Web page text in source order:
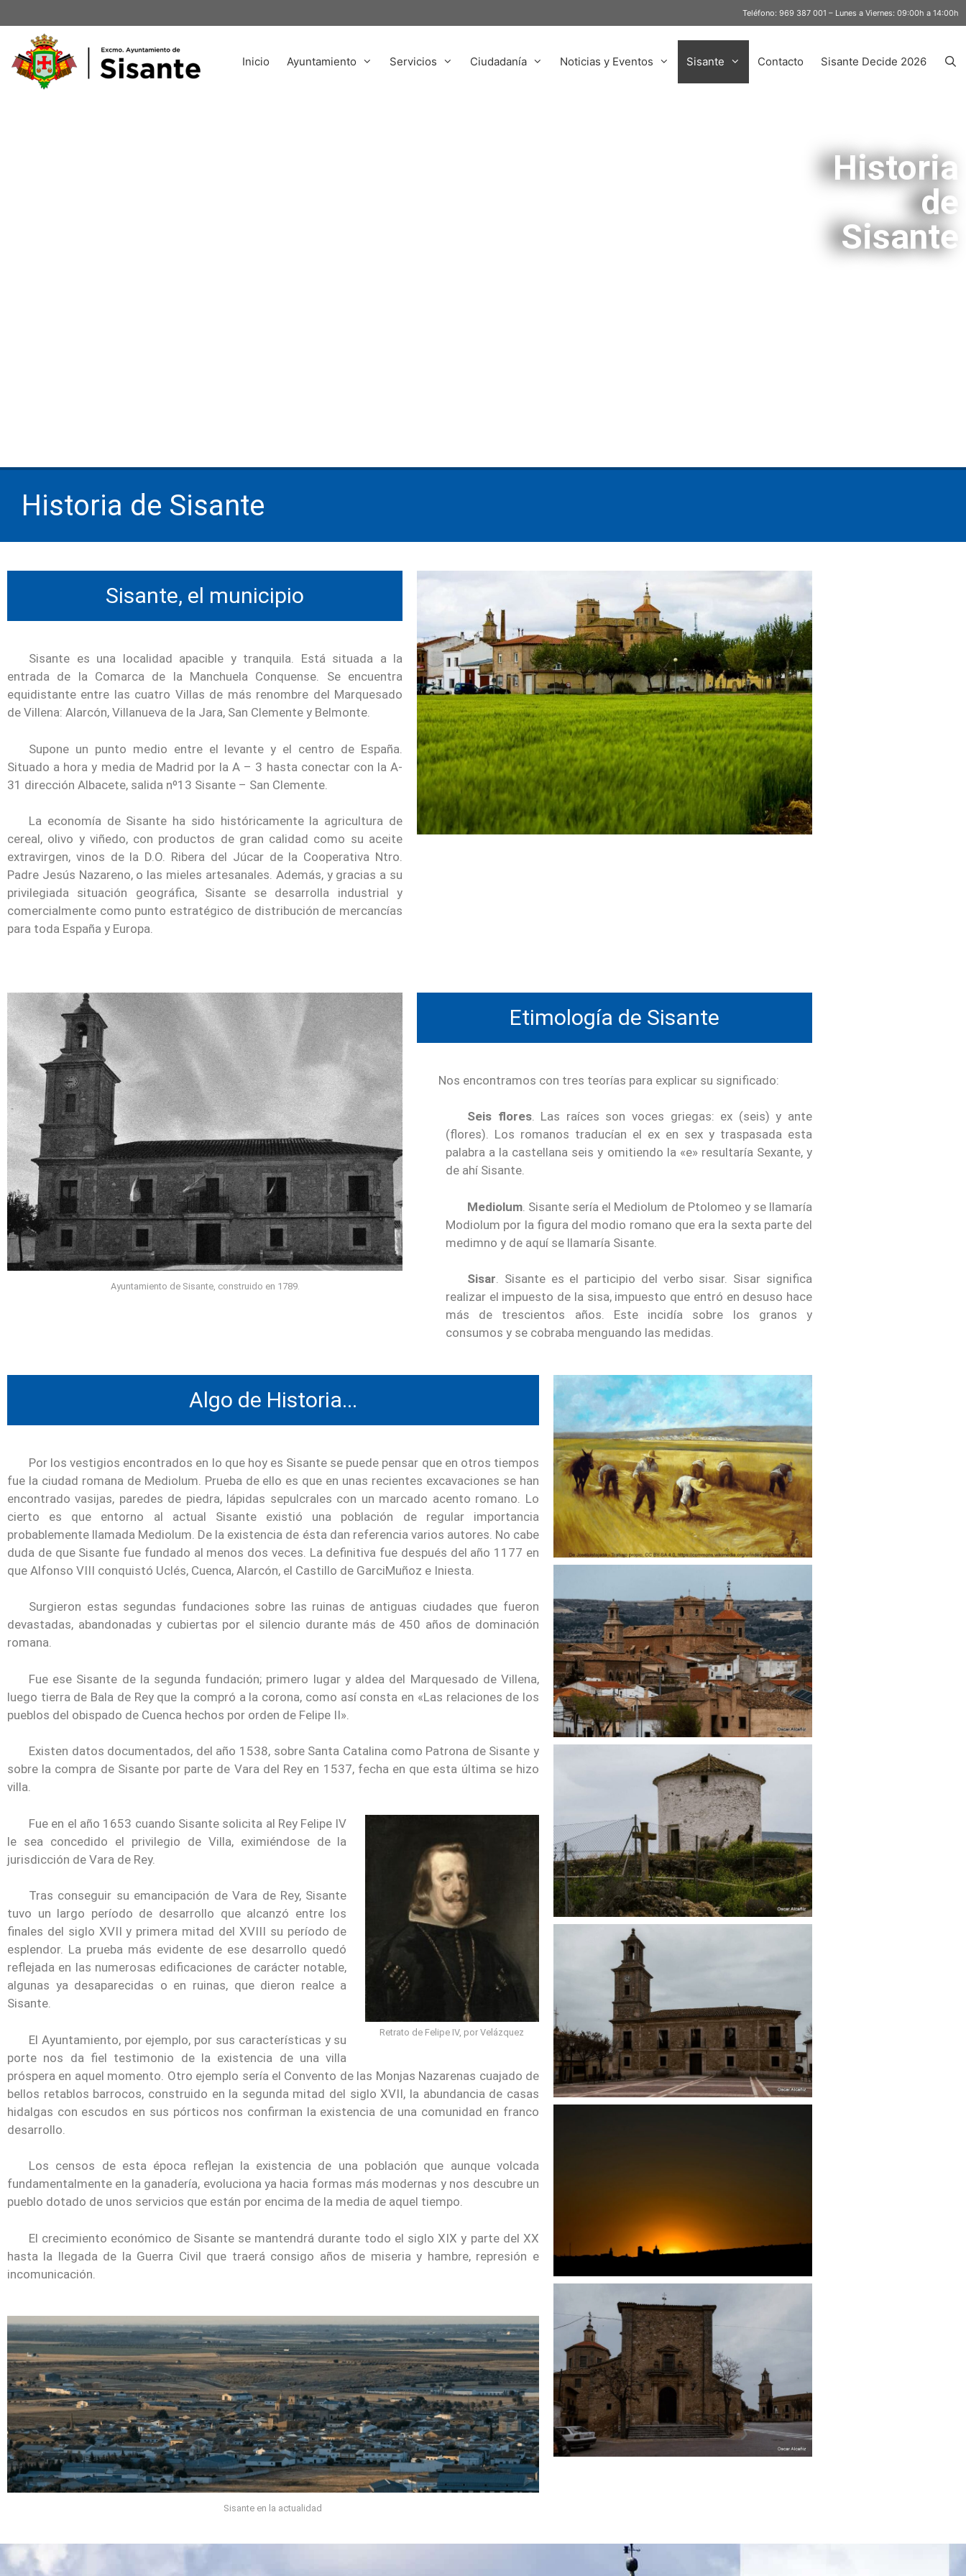
Teléfono: 969 387 001 – Lunes a Viernes: 09:00h a 14:00h
Inicio Ayuntamiento Servicios Ciudadanía Noticias y Eventos Sisante Contacto Sisante Decide 2026
Historia
de
Sisante
Historia de Sisante
Sisante, el municipio
Sisante es una localidad apacible y tranquila. Está situada a la
entrada de la Comarca de la Manchuela Conquense. Se encuentra
equidistante entre las cuatro Villas de más renombre del Marquesado
de Villena: Alarcón, Villanueva de la Jara, San Clemente y Belmonte.
Supone un punto medio entre el levante y el centro de España.
Situado a hora y media de Madrid por la A – 3 hasta conectar con la A-
31 dirección Albacete, salida nº13 Sisante – San Clemente.
La economía de Sisante ha sido históricamente la agricultura de
cereal, olivo y viñedo, con productos de gran calidad como su aceite
extravirgen, vinos de la D.O. Ribera del Júcar de la Cooperativa Ntro.
Padre Jesús Nazareno, o las mieles artesanales. Además, y gracias a su
privilegiada situación geográfica, Sisante se desarrolla industrial y
comercialmente como punto estratégico de distribución de mercancías
para toda España y Europa.
Ayuntamiento de Sisante, construido en 1789.
Etimología de Sisante
Nos encontramos con tres teorías para explicar su significado:
Seis flores. Las raíces son voces griegas: ex (seis) y ante
(flores). Los romanos traducían el ex en sex y traspasada esta
palabra a la castellana seis y omitiendo la «e» resultaría Sexante, y
de ahí Sisante.
Mediolum . Sisante sería el Mediolum de Ptolomeo y se llamaría
Modiolum por la figura del modio romano que era la sexta parte del
medimno y de aquí se llamaría Sisante.
Sisar. Sisante es el participio del verbo sisar. Sisar significa
realizar el impuesto de la sisa, impuesto que entró en desuso hace
más de trescientos años. Este incidía sobre los granos y
consumos y se cobraba menguando las medidas.
Algo de Historia...
Por los vestigios encontrados en lo que hoy es Sisante se puede pensar que en otros tiempos
fue la ciudad romana de Mediolum. Prueba de ello es que en unas recientes excavaciones se han
encontrado vasijas, paredes de piedra, lápidas sepulcrales con un marcado acento romano. Lo
cierto es que entorno al actual Sisante existió una población de regular importancia
probablemente llamada Mediolum. De la existencia de ésta dan referencia varios autores. No cabe
duda de que Sisante fue fundado al menos dos veces. La definitiva fue después del año 1177 en
que Alfonso VIII conquistó Uclés, Cuenca, Alarcón, el Castillo de GarciMuñoz e Iniesta.
Surgieron estas segundas fundaciones sobre las ruinas de antiguas ciudades que fueron
devastadas, abandonadas y cubiertas por el silencio durante más de 450 años de dominación
romana.
Fue ese Sisante de la segunda fundación; primero lugar y aldea del Marquesado de Villena,
luego tierra de Bala de Rey que la compró a la corona, como así consta en «Las relaciones de los
pueblos del obispado de Cuenca hechos por orden de Felipe II».
Existen datos documentados, del año 1538, sobre Santa Catalina como Patrona de Sisante y
sobre la compra de Sisante por parte de Vara del Rey en 1537, fecha en que esta última se hizo
villa.
Retrato de Felipe IV, por Velázquez
Fue en el año 1653 cuando Sisante solicita al Rey Felipe IV
le sea concedido el privilegio de Villa, eximiéndose de la
jurisdicción de Vara de Rey.
Tras conseguir su emancipación de Vara de Rey, Sisante
tuvo un largo período de desarrollo que alcanzó entre los
finales del siglo XVII y primera mitad del XVIII su período de
esplendor. La prueba más evidente de ese desarrollo quedó
reflejada en las numerosas edificaciones de carácter notable,
algunas ya desaparecidas o en ruinas, que dieron realce a
Sisante.
El Ayuntamiento, por ejemplo, por sus características y su
porte nos da fiel testimonio de la existencia de una villa
próspera en aquel momento. Otro ejemplo sería el Convento de las Monjas Nazarenas cuajado de
bellos retablos barrocos, construido en la segunda mitad del siglo XVII, la abundancia de casas
hidalgas con escudos en sus pórticos nos confirman la existencia de una comunidad en franco
desarrollo.
Los censos de esta época reflejan la existencia de una población que aunque volcada
fundamentalmente en la ganadería, evoluciona ya hacia formas más modernas y nos descubre un
pueblo dotado de unos servicios que están por encima de la media de aquel tiempo.
El crecimiento económico de Sisante se mantendrá durante todo el siglo XIX y parte del XX
hasta la llegada de la Guerra Civil que traerá consigo años de miseria y hambre, represión e
incomunicación.
Sisante en la actualidad